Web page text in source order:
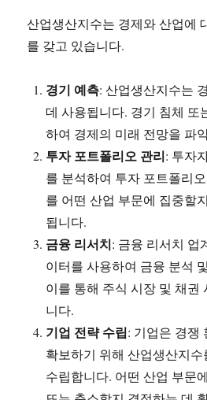
산업생산지수는 경제와 산업에
를 갖고 있습니다.
경기 예측: 산업생산지수는
데 사용됩니다. 경기 침체 또
하여 경제의 미래 전망을 파
투자 포트폴리오 관리: 투자
를 분석하여 투자 포트폴리
를 어떤 산업 부문에 집중할
됩니다.
금융 리서치: 금융 리서치 업
이터를 사용하여 금융 분석
이를 통해 주식 시장 및 채권
니다.
기업 전략 수립: 기업은 경쟁
확보하기 위해 산업생산지
수립합니다. 어떤 산업 부문